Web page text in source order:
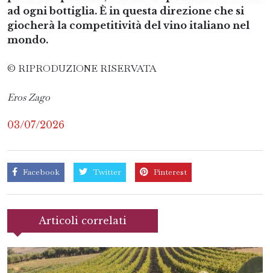
ad ogni bottiglia. È in questa direzione che si
giocherà la competitività del vino italiano nel
mondo.
© RIPRODUZIONE RISERVATA
Eros Zago
03/07/2026
Facebook Twitter Pinterest
Articoli correlati